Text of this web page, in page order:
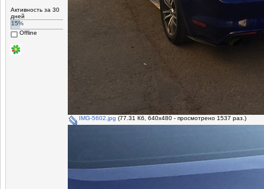
Активность за 30
дней
15%
Offline
IMG-5602.jpg (77.31 Кб, 640x480 - просмотрено 1537 раз.)